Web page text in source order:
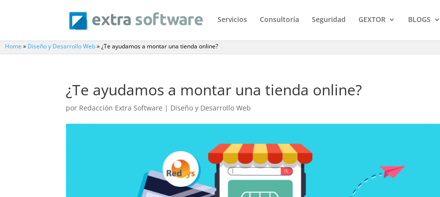
Servicios Consultoría Seguridad GEXTOR BLOGS
Home » Diseño y Desarrollo Web» ¿Te ayudamos a montar una tienda online?
¿Te ayudamos a montar una tienda online?
por Redacción Extra Software | Diseño y Desarrollo Web